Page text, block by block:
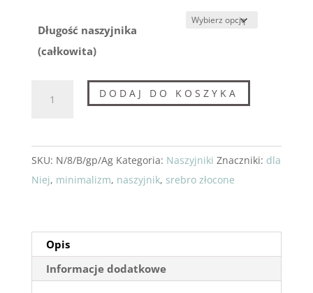
Długość naszyjnika
(całkowita)
srebra:
KółkoKrzyżyk
DODAJ DO KOSZYKA
SKU: N/8/B/gp/Ag Kategoria: Naszyjniki Znaczniki: dla
Niej, minimalizm, naszyjnik, srebro złocone
Opis
Informacje dodatkowe